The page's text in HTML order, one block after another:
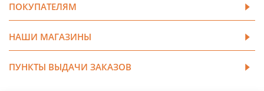
ПОКУПАТЕЛЯМ
НАШИ МАГАЗИНЫ
ПУНКТЫ ВЫДАЧИ ЗАКАЗОВ